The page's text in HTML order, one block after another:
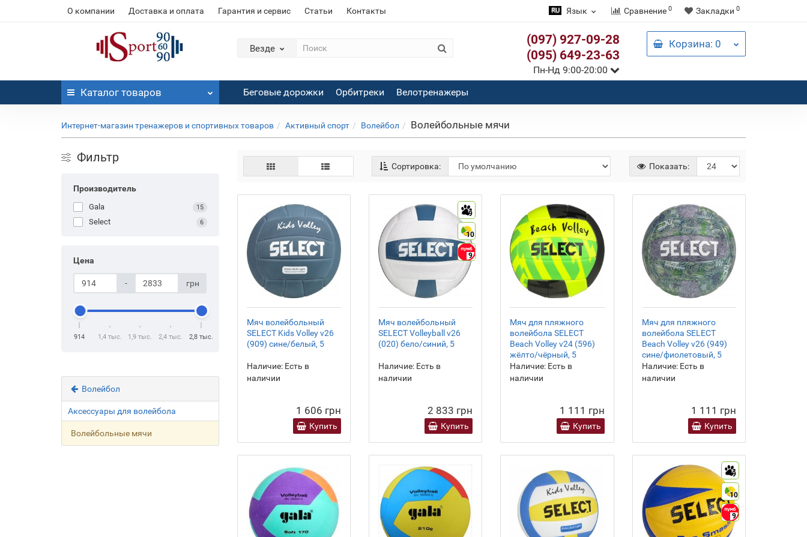
О компании Доставка и оплата Гарантия и сервис Статьи Контакты Язык Сравнение 0 Закладки 0
Везде
(097) 927-09-28
(095) 649-23-63
Пн-Нд 9:00-20:00
Корзина: 0
Каталог товаров Беговые дорожки Орбитреки Велотренажеры
Интернет-магазин тренажеров и спортивных товаров Активный спорт Волейбол Волейбольные мячи
Фильтр
Производитель
Gala 15
Select 6
Цена
- грн
914 1,4 тыс. 1,9 тыс. 2,4 тыс. 2,8 тыс.
Волейбол
Аксессуары для волейбола
Волейбольные мячи
Сортировка: Показать:
Мяч волейбольный
SELECT Kids Volley v26
(909) сине/белый, 5
Наличие:Есть в
наличии
1 606 грн
Купить
9
10
9
Мяч волейбольный
SELECT Volleyball v26
(020) бело/синий, 5
Наличие:Есть в
наличии
2 833 грн
Купить
Мяч для пляжного
волейбола SELECT
Beach Volley v24 (596)
жёлто/чёрный, 5
Наличие: Есть в
наличии
1 111 грн
Купить
Мяч для пляжного
волейбола SELECT
Beach Volley v26 (949)
сине/фиолетовый, 5
Наличие:Есть в
наличии
1 111 грн
Купить
9
10
9